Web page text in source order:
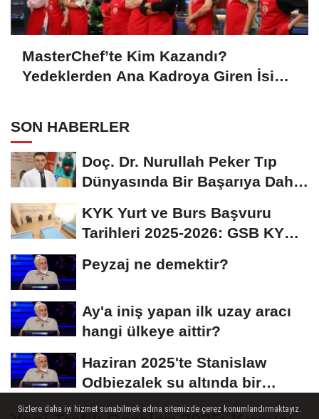
MasterChef’te Kim Kazandı?
Yedeklerden Ana Kadroya Giren İsim
SON HABERLER
Doç. Dr. Nurullah Peker Tıp
Dünyasında Bir Başarıya Daha
KYK Yurt ve Burs Başvuru
Tarihleri 2025-2026: GSB KYK
Peyzaj ne demektir?
Ay'a iniş yapan ilk uzay aracı
hangi ülkeye aittir?
Haziran 2025'te Stanislaw
Odbiezalek su altında bir
nefeste yaklaşık...
Sizlere daha iyi hizmet sunabilmek adına sitemizde çerez konumlandırmaktayız.